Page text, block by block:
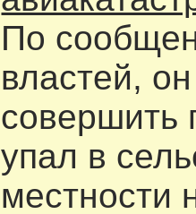
По
властей,
совершить
упал в
местности